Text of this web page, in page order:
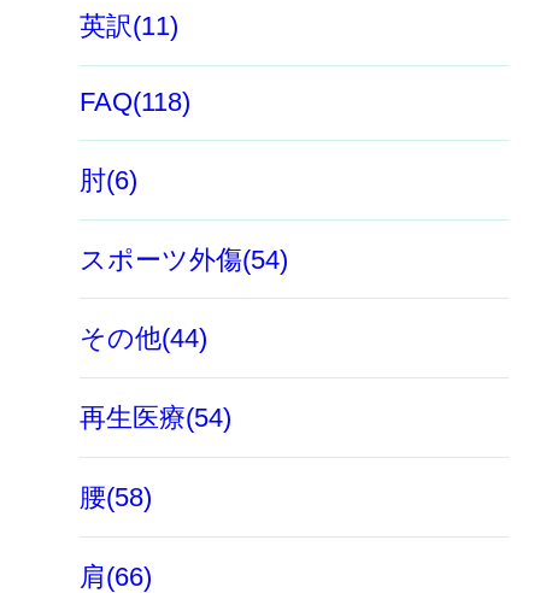
英訳(11)
FAQ(118)
肘(6)
スポーツ外傷(54)
その他(44)
再生医療(54)
腰(58)
肩(66)